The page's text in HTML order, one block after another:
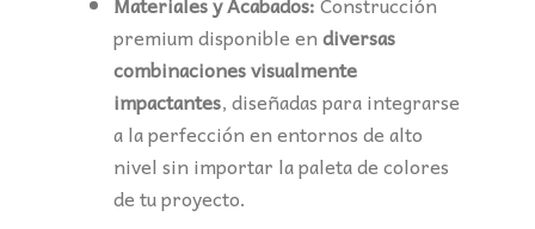
premium disponible endiversas
combinaciones visualmente
impactantes, diseñadas para integrarse
a la perfección en entornos de alto
nivel sin importar la paleta de colores
de tu proyecto.